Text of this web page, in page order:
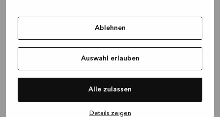
Ablehnen
Auswahl erlauben
Alle zulassen
Details zeigen
loadingwww.kvik.de (see the browser console for more
information)